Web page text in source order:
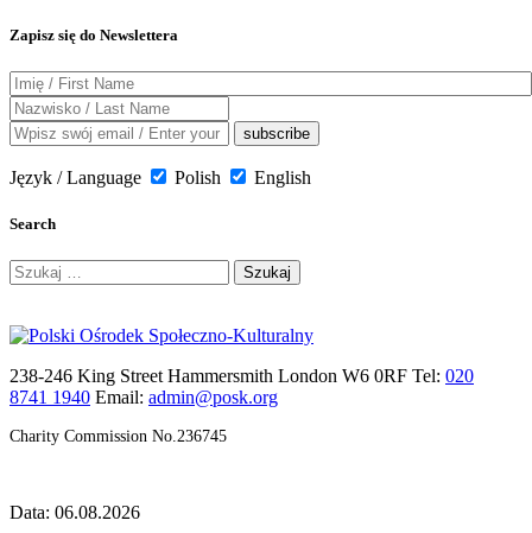
Zapisz się do Newslettera
Język / Language Polish English
Search
Szukaj:
238-246 King Street Hammersmith London W6 0RF Tel: 020
8741 1940 Email: admin@posk.org
Charity Commission No.236745
Data: 06.08.2026